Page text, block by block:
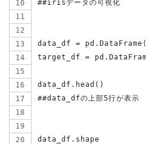
##irisデータの可視化
data_df =
target_df =
data_df.head()
##data_dfの上部5行が表示
data_df.shape